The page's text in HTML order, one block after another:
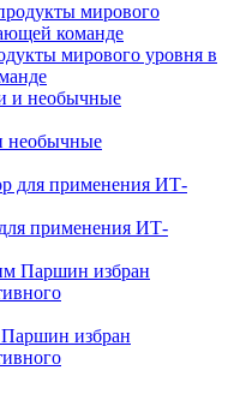
мирового уровня в
необычные
применения ИТ-
избран